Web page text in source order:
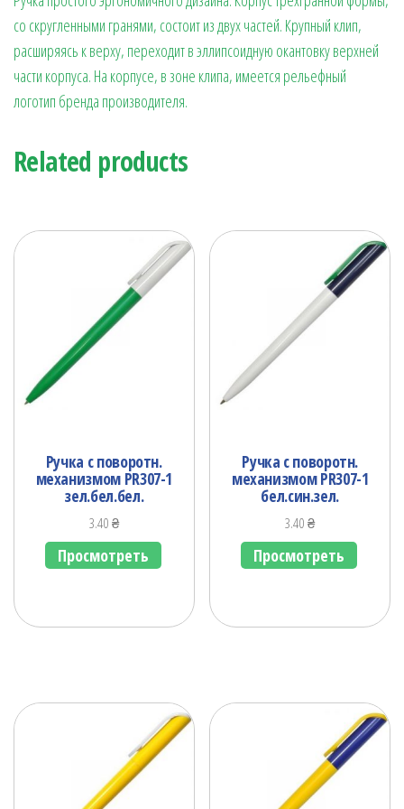
со скругленными гранями, состоит из двух частей. Крупный клип,
расширяясь к верху, переходит в эллипсоидную окантовку верхней
части корпуса. На корпусе, в зоне клипа, имеется рельефный
логотип бренда производителя.
Related products
Ручка с поворотн.
механизмом PR307-1
зел.бел.бел.
3.40₴
Просмотреть
Ручка с поворотн.
механизмом PR307-1
бел.син.зел.
3.40₴
Просмотреть